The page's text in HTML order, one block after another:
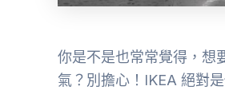
你是不是也常常覺得，想
氣？別擔心！IKEA 絕對